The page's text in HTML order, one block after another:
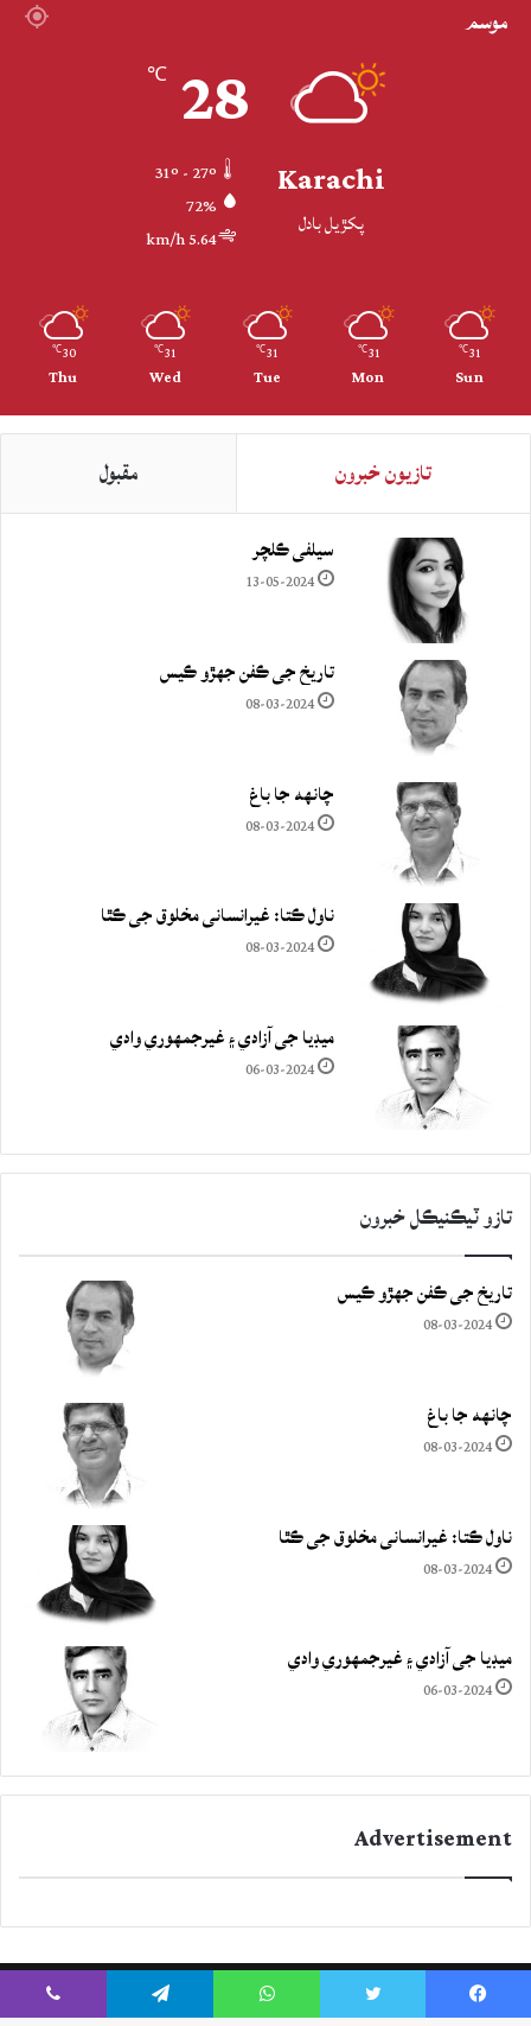
موسم
Karachi
پکڙيل بادل
28
℃
72%
5.64 km/h
31
℃
Sun
31
℃
Mon
31
℃
Tue
31
℃
Wed
30
℃
Thu
تازيون خبرون مقبول
سيلفي ڪلچر
13-05-2024
تاريخ جي ڪفن جھڙو ڪيس
08-03-2024
چانهه جا باغ
08-03-2024
ناول ڪتا: غيرانساني مخلوق جي ڪٿا
08-03-2024
ميڊيا جي آزادي ۽ غيرجمھوري وادي
06-03-2024
تازو ٽيڪنيڪل خبرون
تاريخ جي ڪفن جھڙو ڪيس
08-03-2024
چانهه جا باغ
08-03-2024
ناول ڪتا: غيرانساني مخلوق جي ڪٿا
08-03-2024
ميڊيا جي آزادي ۽ غيرجمھوري وادي
06-03-2024
Advertisement
Facebook
Twitter
WhatsApp
Telegram
Viber